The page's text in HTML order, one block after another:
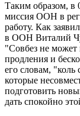
Таким образом, в
миссия ООН в
работу. Как
в ООН Виталий
"Совбез не может
продления и
его словам, "коль
которые
подготовить
дать спокойно